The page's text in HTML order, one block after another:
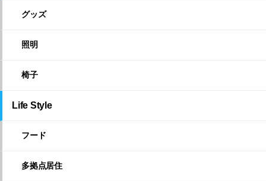
グッズ
照明
椅子
Life Style
フード
多拠点居住